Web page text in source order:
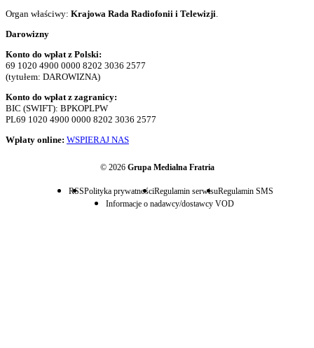
Organ właściwy: Krajowa Rada Radiofonii i Telewizji.
Darowizny
Konto do wpłat z Polski:
69 1020 4900 0000 8202 3036 2577
(tytułem: DAROWIZNA)
Konto do wpłat z zagranicy:
BIC (SWIFT): BPKOPLPW
PL69 1020 4900 0000 8202 3036 2577
Wpłaty online: WSPIERAJ NAS
© 2026 Grupa Medialna Fratria
RSSPolityka prywatnościRegulamin serwisuRegulamin SMS
Informacje o nadawcy/dostawcy VOD